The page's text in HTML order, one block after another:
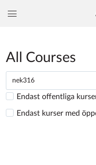
All Courses
Endast offentliga
Endast kurser med